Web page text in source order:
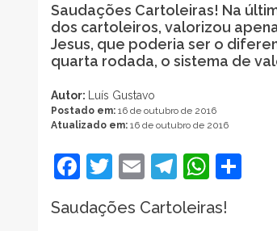
Saudações Cartoleiras! Na
dos cartoleiros, valorizou
Jesus, que poderia ser o
quarta rodada, o sistema de
Autor: Luís Gustavo
Postado em: 16 de outubro de 2016
Atualizado em: 16 de outubro de 2016
Facebook
Twitter
EmailTelegram
Saudações Cartoleiras!